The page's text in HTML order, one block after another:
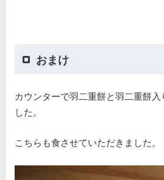
おまけ
カウンターで羽二重餅と羽二重餅
した。
こちらも食させていただきました。